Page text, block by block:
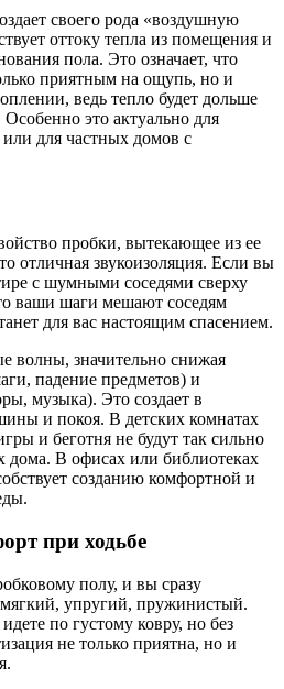
своего рода «воздушную
оттоку тепла из помещения и
пола. Это означает, что
приятным на ощупь, но и
ведь тепло будет дольше
это актуально для
для частных домов с
пробки, вытекающее из ее
отличная звукоизоляция. Если вы
с шумными соседями сверху
ваши шаги мешают соседям
для вас настоящим спасением.
волны, значительно снижая
падение предметов) и
музыка). Это создает в
и покоя. В детских комнатах
и беготня не будут так сильно
дома. В офисах или библиотеках
созданию комфортной и
при ходьбе
полу, и вы сразу
упругий, пружинистый.
по густому ковру, но без
не только приятна, но и